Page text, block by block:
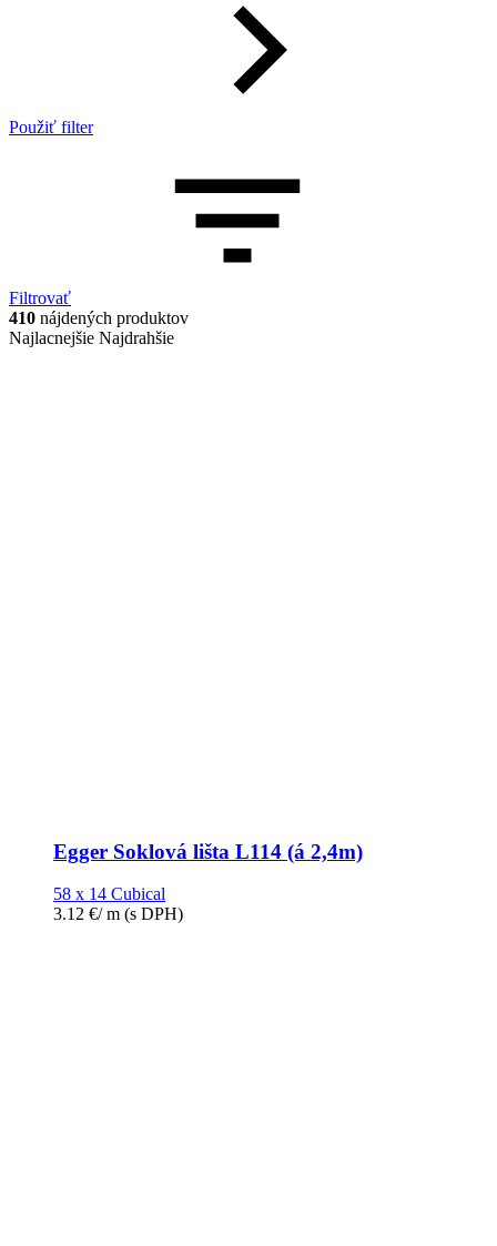
Použiť filter
Filtrovať
410 nájdených produktov
Najlacnejšie Najdrahšie
Egger Soklová lišta L114 (á 2,4m)
58 x 14 Cubical
3.12 €/ m (s DPH)